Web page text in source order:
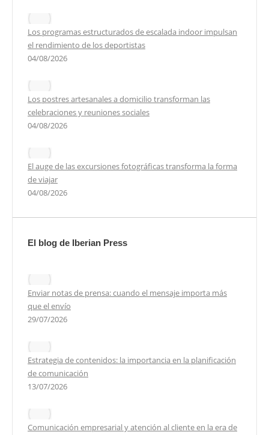
Los programas estructurados de escalada indoor impulsan
el rendimiento de los deportistas
04/08/2026
Los postres artesanales a domicilio transforman las
celebraciones y reuniones sociales
04/08/2026
El auge de las excursiones fotográficas transforma la forma
de viajar
04/08/2026
El blog de Iberian Press
Enviar notas de prensa: cuando el mensaje importa más
que el envío
29/07/2026
Estrategia de contenidos: la importancia en la planificación
de comunicación
13/07/2026
Comunicación empresarial y atención al cliente en la era de